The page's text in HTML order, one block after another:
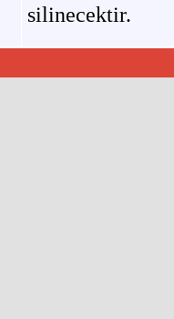
silinecektir.